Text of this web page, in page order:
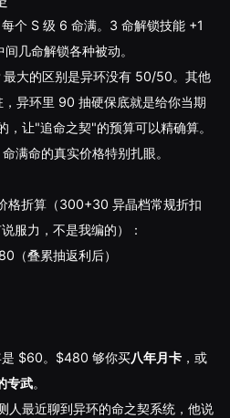
个 S 级 6 命满。3 命解锁技能 +1
几命解锁各种被动。
最大的区别是异环没有 50/50。其他
异环里 90 抽硬保底就是给你当期
让"追命之契"的预算可以精确算。
满命的真实价格特别扎眼。
格折算（300+30 异晶档常规折扣
服力，不是我编的）：
（叠累抽返利后）
$60。$480 够你买八年月卡，或
专武。
人最近聊到异环的命之契系统，他说